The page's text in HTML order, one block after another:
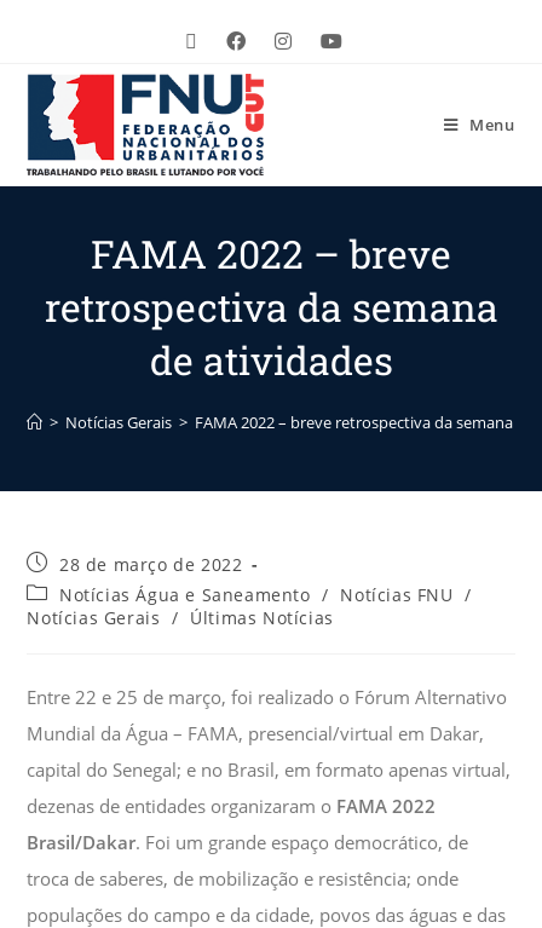
Menu
FAMA 2022 – breve
retrospectiva da semana
de atividades
> Notícias Gerais > FAMA 2022 – breve retrospectiva da semana de
28 de março de 2022
Notícias Água e Saneamento / Notícias FNU /
Notícias Gerais / Últimas Notícias
Entre 22 e 25 de março, foi realizado o Fórum Alternativo
Mundial da Água – FAMA, presencial/virtual em Dakar,
capital do Senegal; e no Brasil, em formato apenas virtual,
dezenas de entidades organizaram o FAMA 2022
Brasil/Dakar. Foi um grande espaço democrático, de
troca de saberes, de mobilização e resistência; onde
populações do campo e da cidade, povos das águas e das